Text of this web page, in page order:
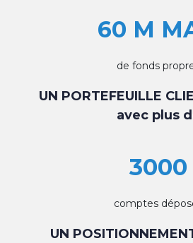
60 M
de fonds
UN PORTEFEUILLE
avec plus
3000
comptes
UN